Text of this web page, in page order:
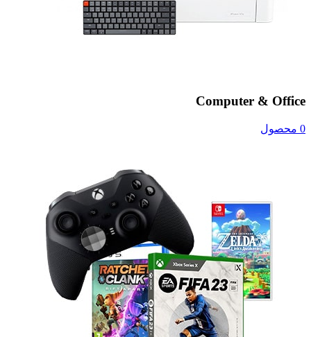
Computer & Office
0 محصول